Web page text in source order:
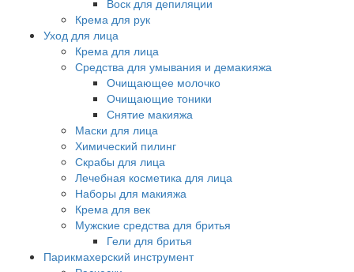
Воск для депиляции
Крема для рук
Уход для лица
Крема для лица
Средства для умывания и демакияжа
Очищающее молочко
Очищающие тоники
Снятие макияжа
Маски для лица
Химический пилинг
Скрабы для лица
Лечебная косметика для лица
Наборы для макияжа
Крема для век
Мужские средства для бритья
Гели для бритья
Парикмахерский инструмент